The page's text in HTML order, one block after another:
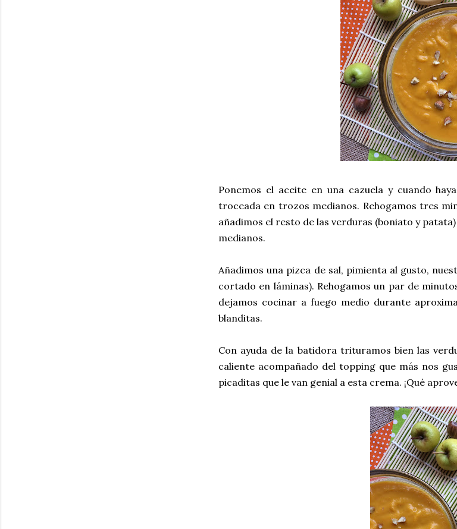
Ponemos el aceite en una cazuela y cuando
troceada en trozos medianos. Rehogamos tres
añadimos el resto de las verduras (boniato y
medianos.
Añadimos una pizca de sal, pimienta al gusto,
cortado en láminas). Rehogamos un par de
dejamos cocinar a fuego medio durante
blanditas.
Con ayuda de la batidora trituramos bien las
caliente acompañado del topping que más nos
picaditas que le van genial a esta crema. ¡Qué